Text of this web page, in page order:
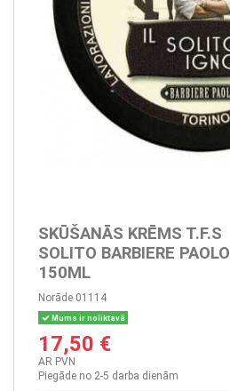
SKŪŠANĀS KRĒMS T.F.S
SOLITO BARBIERE PAOLO
150ML
Norāde 01114
Mums ir noliktavā
17,50 €
AR PVN
Piegāde no 2-5 darba dienām